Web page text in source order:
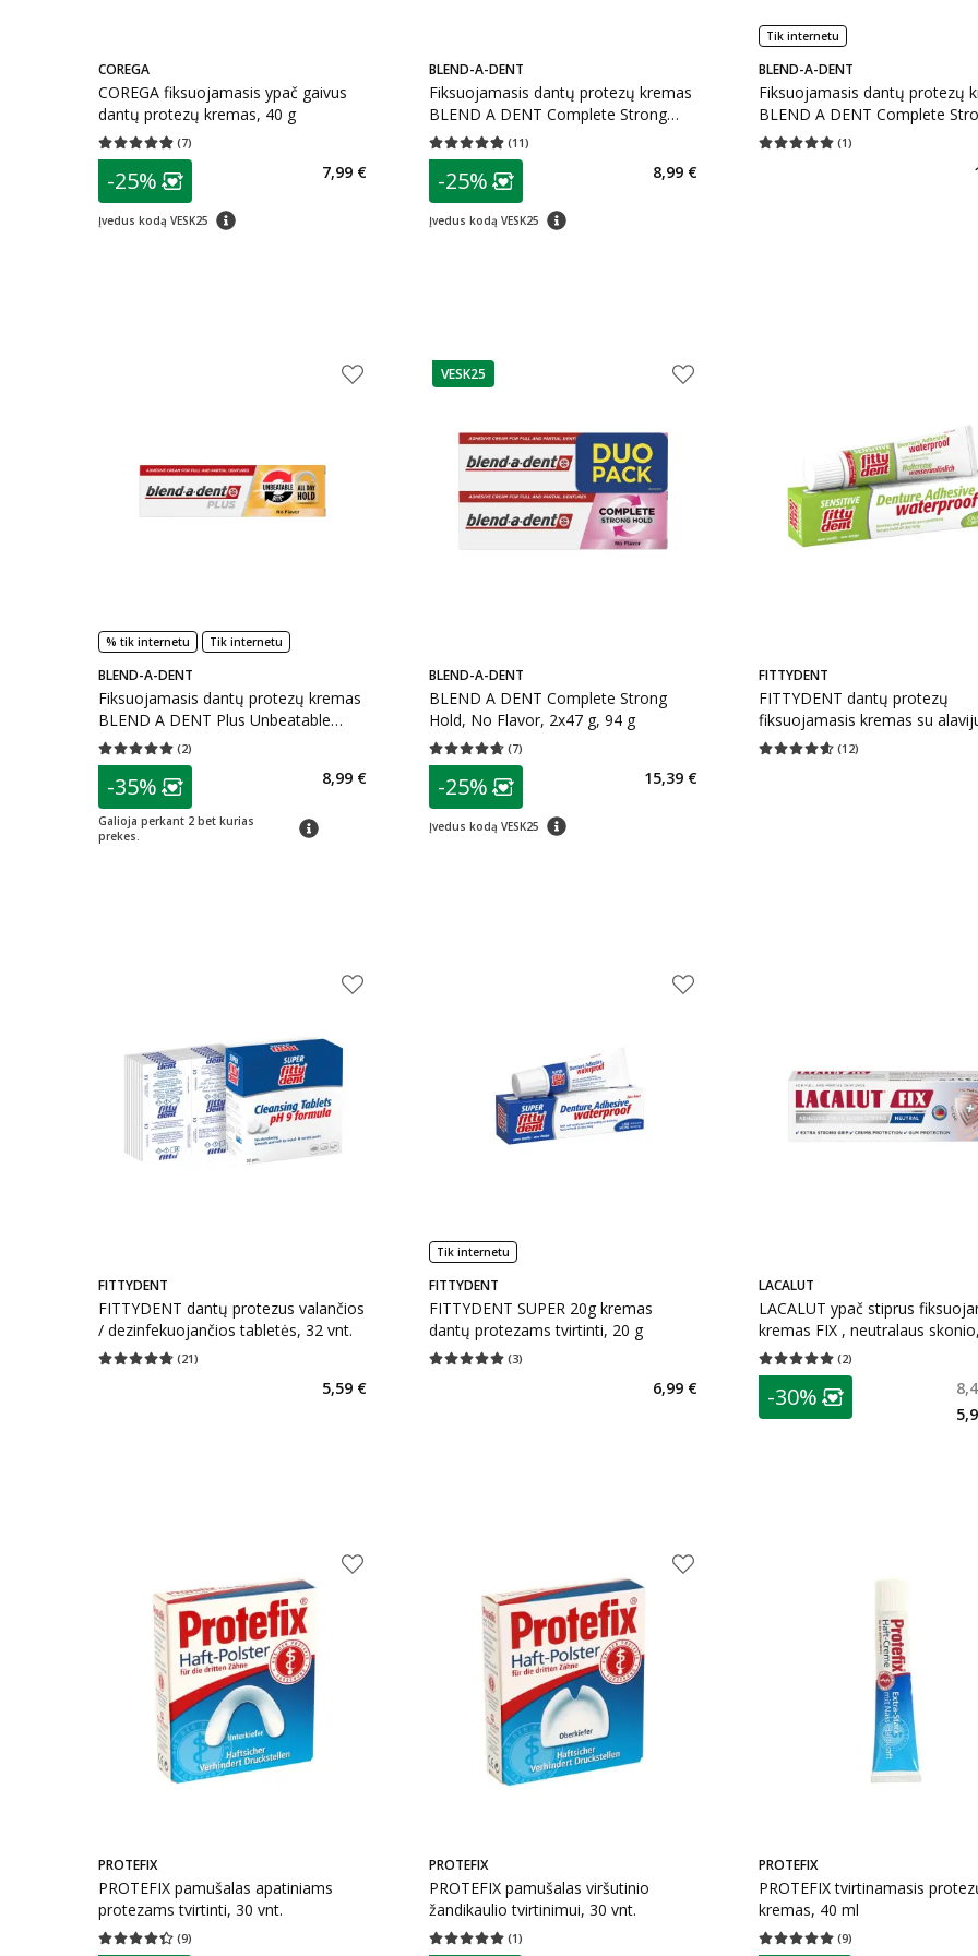
COREGA
COREGA fiksuojamasis ypač gaivus
dantų protezų kremas, 40 g
(7)
Vidutinis įvertinimas 4.86
patarimas
Lojalumo klubo narių nuolaida:
-25%
Įvedus kodą VESK25 patarimas
7,99 €
BLEND-A-DENT
Fiksuojamasis dantų protezų kremas
BLEND A DENT Complete Strong
Hold, Fresh Flavor, 47 g
(11)
Vidutinis įvertinimas 4.91
patarimas
Lojalumo klubo narių nuolaida
-25%
Įvedus kodą VESK25 patarimas
8,99 €
Tik internetu
BLEND-A-DENT
Fiksuojamasis dantų protezų
BLEND A DENT Complete
Hold, Fresh Flavor, 70 g
(1)
Vidutinis įvertinimas 5.00
% tik internetu Tik internetu
BLEND-A-DENT
Fiksuojamasis dantų protezų kremas
BLEND A DENT Plus Unbeatable
Bite, No Flavor, 40 g
(2)
Vidutinis įvertinimas 5.00
patarimas
Lojalumo klubo narių nuolaida:
-35%
Galioja perkant 2 bet kurias
prekes.
patarimas
8,99 €
patarimas
VESK25
BLEND-A-DENT
BLEND A DENT Complete Strong
Hold, No Flavor, 2x47 g, 94 g
(7)
Vidutinis įvertinimas 4.71
patarimas
Lojalumo klubo narių nuolaida
-25%
Įvedus kodą VESK25 patarimas
15,39 €
FITTYDENT
FITTYDENT dantų protezų
fiksuojamasis kremas su
mira, 40 g (12)
Vidutinis įvertinimas 4.58
FITTYDENT
FITTYDENT dantų protezus valančios
/ dezinfekuojančios tabletės, 32 vnt.
(21)
Vidutinis įvertinimas 4.71
5,59 €
Tik internetu
FITTYDENT
FITTYDENT SUPER 20g kremas
dantų protezams tvirtinti, 20 g
(3)
Vidutinis įvertinimas 5.00
6,99 €
LACALUT
LACALUT ypač stiprus
kremas FIX , neutralaus
(2)
Vidutinis įvertinimas 5.00
patarimas
Lojalumo klubo
-30%
PROTEFIX
PROTEFIX pamušalas apatiniams
protezams tvirtinti, 30 vnt.
(9)
Vidutinis įvertinimas 4.33
PROTEFIX
PROTEFIX pamušalas viršutinio
žandikaulio tvirtinimui, 30 vnt.
(1)
Vidutinis įvertinimas 5.00
PROTEFIX
PROTEFIX tvirtinamasis
kremas, 40 ml
(9)
Vidutinis įvertinimas 5.00